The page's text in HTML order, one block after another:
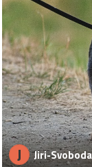
J Jiri-Svoboda